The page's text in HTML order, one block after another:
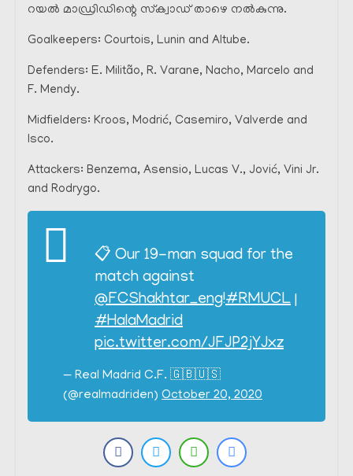
റയൽ മാഡ്രിഡിന്റെ സ്‌ക്വാഡ് താഴെ നൽകുന്നു.
Goalkeepers: Courtois, Lunin and Altube.
Defenders: E. Militão, R. Varane, Nacho, Marcelo and
F. Mendy.
Midfielders: Kroos, Modrić, Casemiro, Valverde and
Isco.
Attackers: Benzema, Asensio, Lucas V., Jović, Vini Jr.
and Rodrygo.
📋 Our 19-man squad for the
match against
@FCShakhtar_eng!#RMUCL |
#HalaMadrid
pic.twitter.com/JFJP2jYJxz
— Real Madrid C.F. 🇬🇧🇺🇸
(@realmadriden) October 20, 2020